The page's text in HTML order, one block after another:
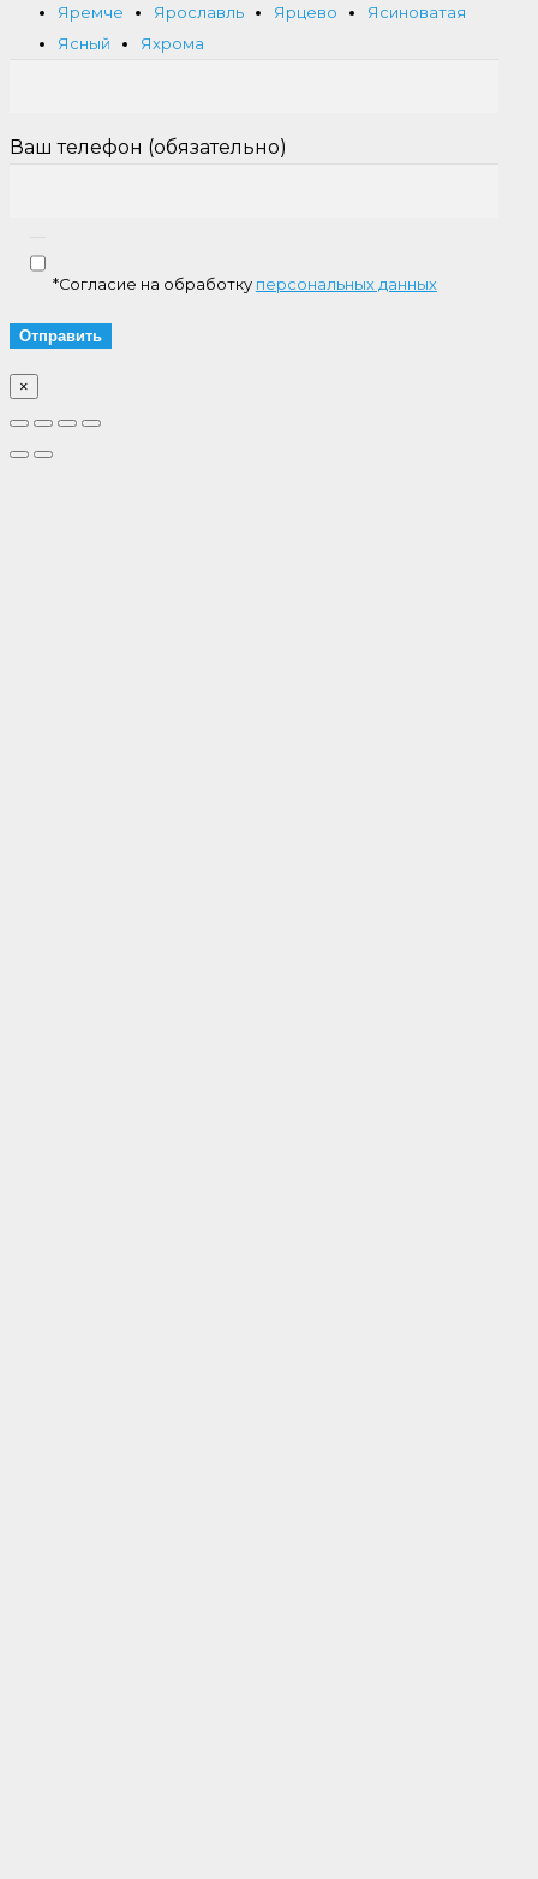
Яремче
Ярославль Ярцево
Ясиноватая
Ясный
Яхрома
Ваш телефон (обязательно)
*Согласие на обработку персональных данных
×